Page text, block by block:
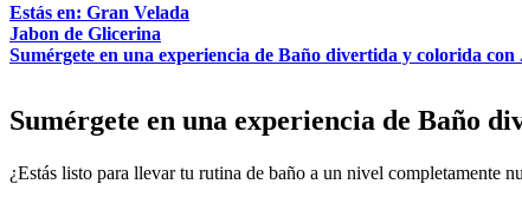
Estás en: Gran Velada
Jabon de Glicerina
Sumérgete en una experiencia de Baño divertida y colorida con
Sumérgete en una experiencia de Baño
¿Estás listo para llevar tu rutina de baño a un nivel completamente